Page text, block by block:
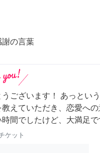
謝の言葉
うございます！ あっとい
教えていただき、恋愛へ
間でしたけど、大満足で
ケット